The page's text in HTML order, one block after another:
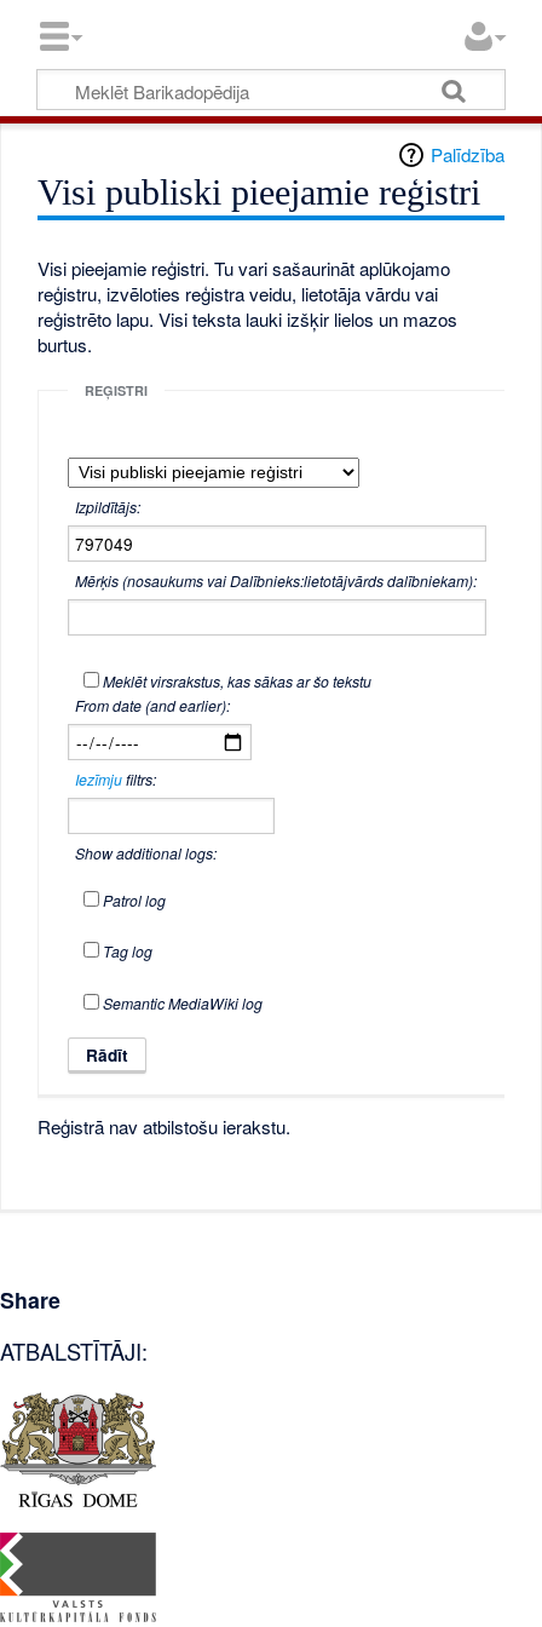
Palīdzība
Visi publiski pieejamie reģistri
Visi pieejamie reģistri. Tu vari sašaurināt aplūkojamo
reģistru, izvēloties reģistra veidu, lietotāja vārdu vai
reģistrēto lapu. Visi teksta lauki izšķir lielos un mazos
burtus.
REĢISTRI
Izpildītājs:
Mērķis (nosaukums vai Dalībnieks:lietotājvārds dalībniekam):
Meklēt virsrakstus, kas sākas ar šo tekstu
From date (and earlier):
Iezīmjufiltrs:
Show additional logs:
Patrol log
Tag log
Semantic MediaWiki log
Reģistrā nav atbilstošu ierakstu.
Share
ATBALSTĪTĀJI: